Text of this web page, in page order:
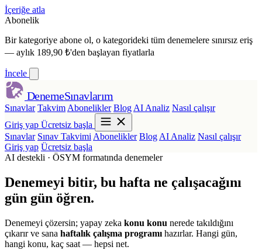
İçeriğe atla
Abonelik
Bir kategoriye abone ol, o kategorideki tüm denemelere sınırsız eriş
— aylık 189,90 ₺'den başlayan fiyatlarla
İncele
DenemeSınavlarım
Sınavlar Takvim Abonelikler Blog AI Analiz Nasıl çalışır
Giriş yap Ücretsiz başla
Sınavlar Sınav Takvimi Abonelikler Blog AI Analiz Nasıl çalışır
Giriş yap Ücretsiz başla
AI destekli · ÖSYM formatında denemeler
Denemeyi bitir, bu hafta ne çalışacağını
gün gün öğren.
Denemeyi çözersin; yapay zeka konu konu nerede takıldığını
çıkarır ve sana haftalık çalışma programı hazırlar. Hangi gün,
hangi konu, kaç saat — hepsi net.